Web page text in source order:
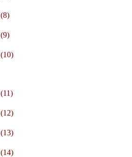
(8)
(9)
(10)
(11)
(12)
(13)
(14)